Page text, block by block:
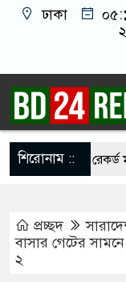
ঢাকা
শিরোনাম ::
সাকিবের সব রেকর্ড
নেতার গলায় দ’ড়ি
করছেন শেখ
প্রচ্ছদ
বাসার গেটের
২